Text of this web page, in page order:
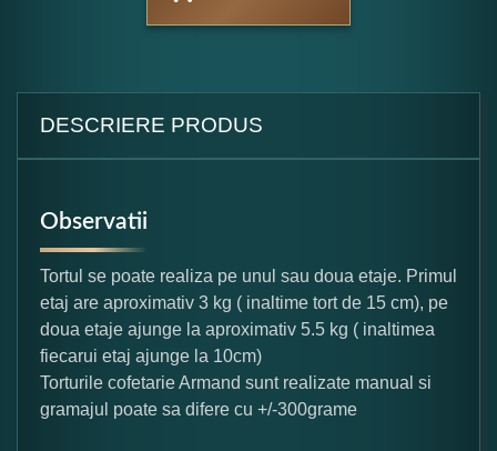
DESCRIERE PRODUS
Observatii
Tortul se poate realiza pe unul sau doua etaje. Primul
etaj are aproximativ 3 kg ( inaltime tort de 15 cm), pe
doua etaje ajunge la aproximativ 5.5 kg ( inaltimea
fiecarui etaj ajunge la 10cm)
Torturile cofetarie Armand sunt realizate manual si
gramajul poate sa difere cu +/-300grame